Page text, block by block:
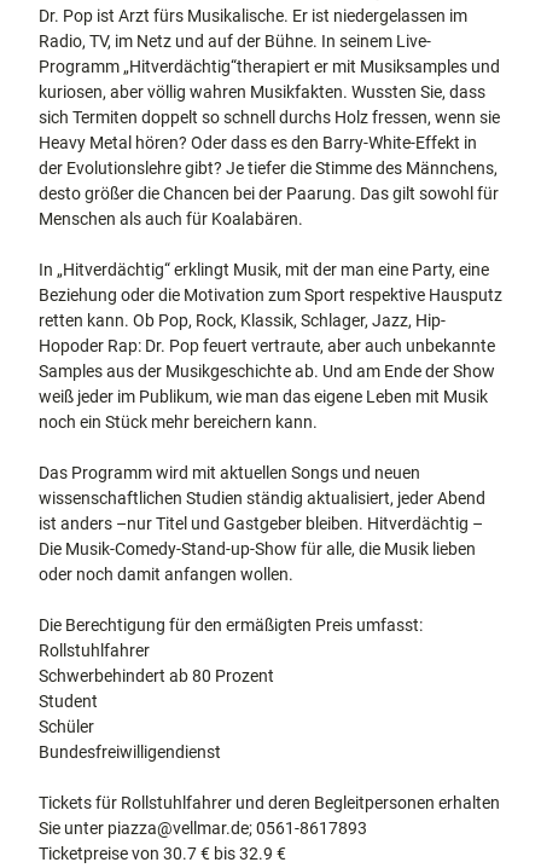
en und
Sonde
rausst
ellung
en
Street
Art
Theat
er und
nkunst
im
Grünen
Gastronomie
und
Shopping
Unterkünfte
Ausflugsziele
in der Region
Häufig
gestellte
Fragen
Dr. Pop ist Arzt fürs Musikalische. Er ist niedergelassen im
Radio, TV, im Netz und auf der Bühne. In seinem Live-
Programm „Hitverdächtig“therapiert er mit Musiksamples und
kuriosen, aber völlig wahren Musikfakten. Wussten Sie, dass
sich Termiten doppelt so schnell durchs Holz fressen, wenn sie
Heavy Metal hören? Oder dass es den Barry-White-Effekt in
der Evolutionslehre gibt? Je tiefer die Stimme des Männchens,
desto größer die Chancen bei der Paarung. Das gilt sowohl für
Menschen als auch für Koalabären.
In „Hitverdächtig“ erklingt Musik, mit der man eine Party, eine
Beziehung oder die Motivation zum Sport respektive Hausputz
retten kann. Ob Pop, Rock, Klassik, Schlager, Jazz, Hip-
Hopoder Rap: Dr. Pop feuert vertraute, aber auch unbekannte
Samples aus der Musikgeschichte ab. Und am Ende der Show
weiß jeder im Publikum, wie man das eigene Leben mit Musik
noch ein Stück mehr bereichern kann.
Das Programm wird mit aktuellen Songs und neuen
wissenschaftlichen Studien ständig aktualisiert, jeder Abend
ist anders –nur Titel und Gastgeber bleiben. Hitverdächtig –
Die Musik-Comedy-Stand-up-Show für alle, die Musik lieben
oder noch damit anfangen wollen.
Die Berechtigung für den ermäßigten Preis umfasst:
Rollstuhlfahrer
Schwerbehindert ab 80 Prozent
Student
Schüler
Bundesfreiwilligendienst
Tickets für Rollstuhlfahrer und deren Begleitpersonen erhalten
Sie unter piazza@vellmar.de; 0561-8617893
Ticketpreise von 30.7 € bis 32.9 €